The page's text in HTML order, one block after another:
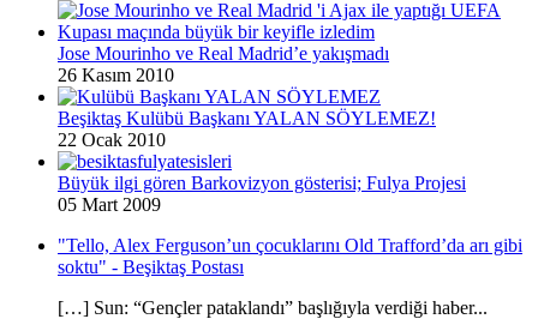
Jose Mourinho ve Real Madrid’e yakışmadı
26 Kasım 2010
Beşiktaş Kulübü Başkanı YALAN SÖYLEMEZ!
22 Ocak 2010
Büyük ilgi gören Barkovizyon gösterisi; Fulya Projesi
05 Mart 2009
"Tello, Alex Ferguson’un çocuklarını Old Trafford’da arı gibi
soktu" - Beşiktaş Postası
[…] Sun: “Gençler pataklandı” başlığıyla verdiği haber...